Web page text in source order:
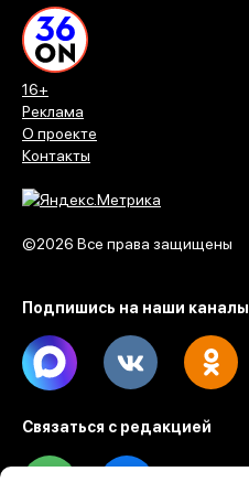
16+
Реклама
О проекте
Контакты
©2026 Все права защищены
Подпишись на наши каналы
Max
Связаться с редакцией
Tel Email